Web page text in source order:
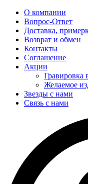
О компании
Вопрос-Ответ
Доставка,
Возврат и обмен
Контакты
Соглашение
Акции
Гравировка
Желаемое
Звезды с нами
Связь с нами